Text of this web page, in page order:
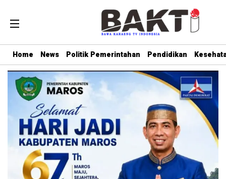
Home News Politik Pemerintahan Pendidikan